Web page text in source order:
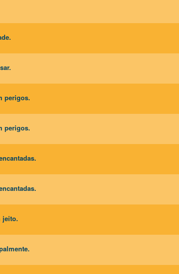
perigos.
perigos.
jeito.